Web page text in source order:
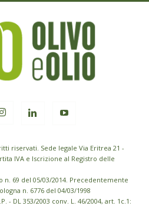
riservati. Sede legale Via Eritrea 21 -
IVA e Iscrizione al Registro delle
n. 69 del 05/03/2014. Precedentemente
n. 6776 del 04/03/1998
- DL 353/2003 conv. L. 46/2004, art. 1c.1: